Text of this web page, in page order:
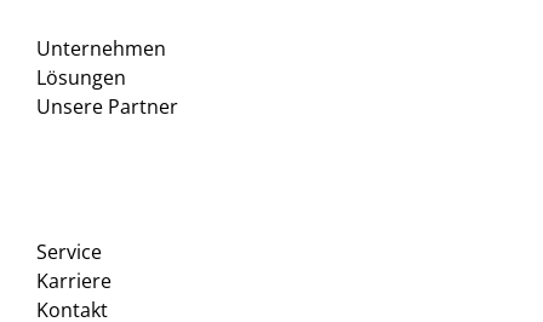
Unternehmen
Lösungen
Unsere Partner
Service
Karriere
Kontakt